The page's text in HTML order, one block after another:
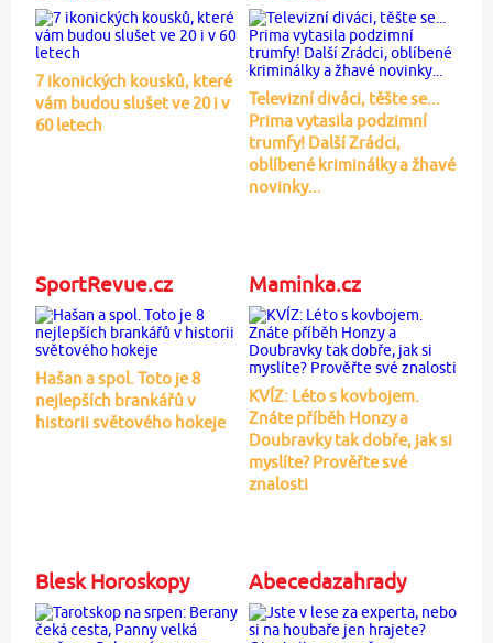
7 ikonických kousků, které
vám budou slušet ve 20 i v
60 letech
Televizní diváci, těšte se...
Prima vytasila podzimní
trumfy! Další Zrádci,
oblíbené kriminálky a žhavé
novinky...
SportRevue.cz
Hašan a spol. Toto je 8
nejlepších brankářů v
historii světového hokeje
Maminka.cz
KVÍZ: Léto s kovbojem.
Znáte příběh Honzy a
Doubravky tak dobře, jak si
myslíte? Prověřte své
znalosti
Blesk Horoskopy Abecedazahrady